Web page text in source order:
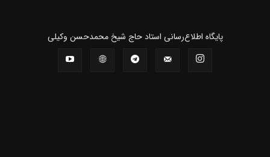
پايگاه اطلاع‌رسانی استاد حاج شیخ محمدحسن وکیلی